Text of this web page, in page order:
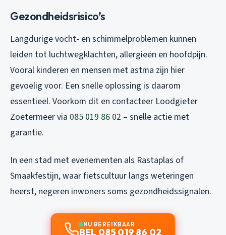
Gezondheidsrisico’s
Langdurige vocht- en schimmelproblemen kunnen
leiden tot luchtwegklachten, allergieën en hoofdpijn.
Vooral kinderen en mensen met astma zijn hier
gevoelig voor. Een snelle oplossing is daarom
essentieel. Voorkom dit en contacteer Loodgieter
Zoetermeer via 085 019 86 02 – snelle actie met
garantie.
In een stad met evenementen als Rastaplas of
Smaakfestijn, waar fietscultuur langs weteringen
heerst, negeren inwoners soms gezondheidssignalen.
NU BEREIKBAAR
BEL 085 019 86 02